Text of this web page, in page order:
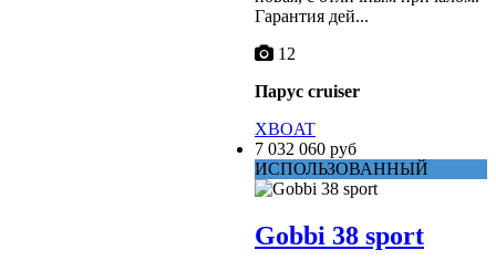
Гарантия дей...
12
Парус cruiser
XBOAT
7 032 060 руб
ИСПОЛЬЗОВАННЫЙ
Gobbi 38 sport